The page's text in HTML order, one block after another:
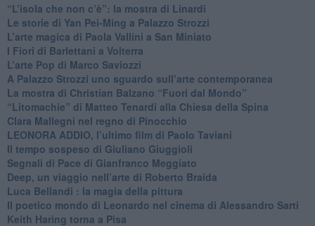
“L’isola che non c’è”: la mostra di Linardi
​Le storie di Yan Pei-Ming a Palazzo Strozzi
​L’arte magica di Paola Vallini a San Miniato
​I Fiori di Barlettani a Volterra
​L’arte Pop di Marco Saviozzi
​A Palazzo Strozzi uno sguardo sull’arte contemporanea
La mostra di Christian Balzano “Fuori dal Mondo”
​“Litomachie” di Matteo Tenardi alla Chiesa della Spina
​Clara Mallegni nel regno di Pinocchio
​LEONORA ADDIO, l’ultimo film di Paolo Taviani
Il tempo sospeso di Giuliano Giuggioli
Segnali di Pace di Gianfranco Meggiato
​Deep, un viaggio nell’arte di Roberto Braida
​Luca Bellandi : la magia della pittura
​Il poetico mondo di Leonardo nel cinema di Alessandro Sarti
​Keith Haring torna a Pisa